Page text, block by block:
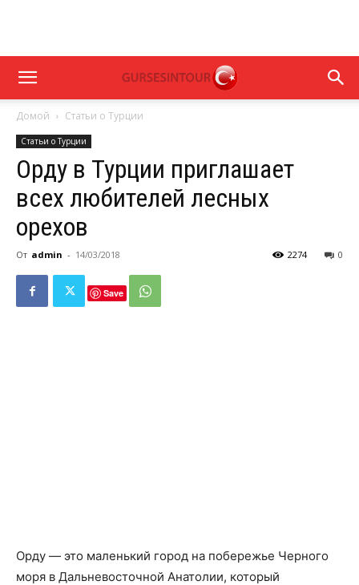
Домой Статьи о Турции
Статьи о Турции
Орду в Турции приглашает
всех любителей лесных
орехов
От admin - 14/03/2018 0
2274
Save
Орду — это маленький город на побережье Черного
моря в Дальневосточной Анатолии, который